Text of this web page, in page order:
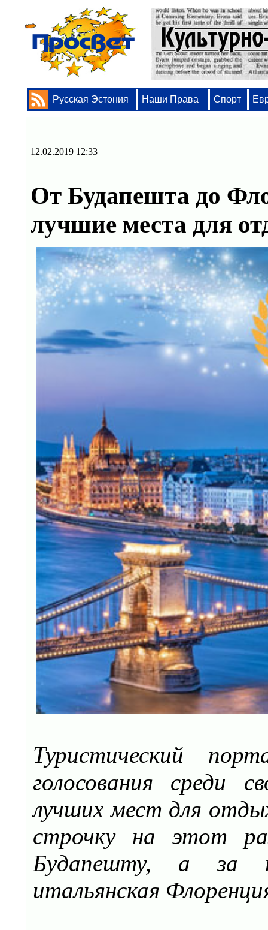
Русская Эстония Наши Права Спорт
12.02.2019 12:33
От Будапешта до
лучшие места для
Туристический
голосования среди
лучших мест для
строчку на этот
Будапешту, а за
итальянская